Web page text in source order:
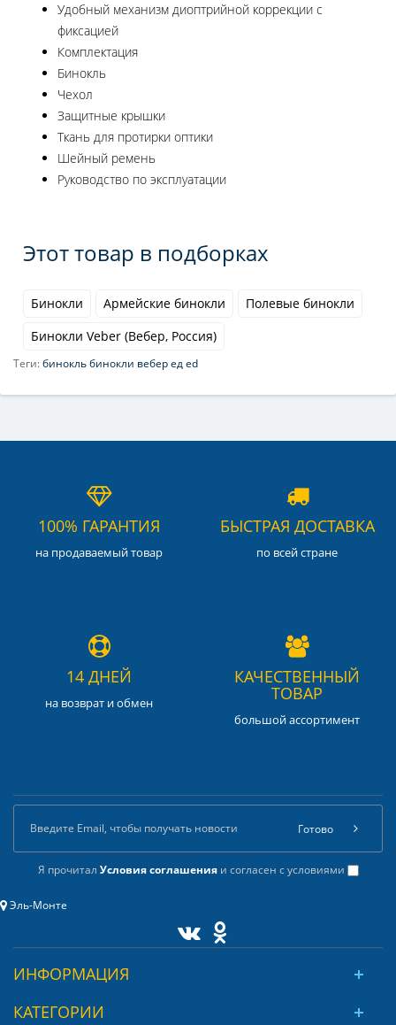
Удобный механизм диоптрийной коррекции с
фиксацией
Комплектация
Бинокль
Чехол
Защитные крышки
Ткань для протирки оптики
Шейный ремень
Руководство по эксплуатации
Этот товар в подборках
Бинокли Армейские бинокли
Полевые бинокли
Бинокли Veber (Вебер, Россия)
Теги:бинокль бинокли вебер ед ed
100% ГАРАНТИЯ
на продаваемый товар
БЫСТРАЯ ДОСТАВКА
по всей стране
14 ДНЕЙ
на возврат и обмен
КАЧЕСТВЕННЫЙ
ТОВАР
большой ассортимент
Я прочитал Условия соглашенияи согласен с условиями
Готово
Эль-Монте
ИНФОРМАЦИЯ
КАТЕГОРИИ